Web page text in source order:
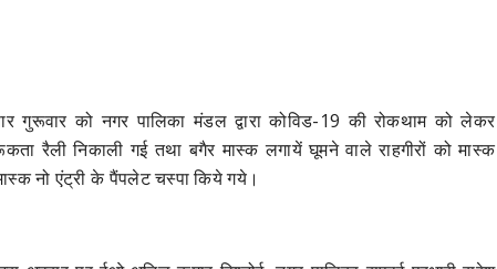
गुरूवार को नगर पालिका मंडल द्वारा कोविड-19 की रोकथाम को लेकर
रैली निकाली गईतथा बगैर मास्क लगायें घूमने वाले राहगीरों को मास्क
मास्क नो एंट्री के पैंपलेट चस्पा किये गये।